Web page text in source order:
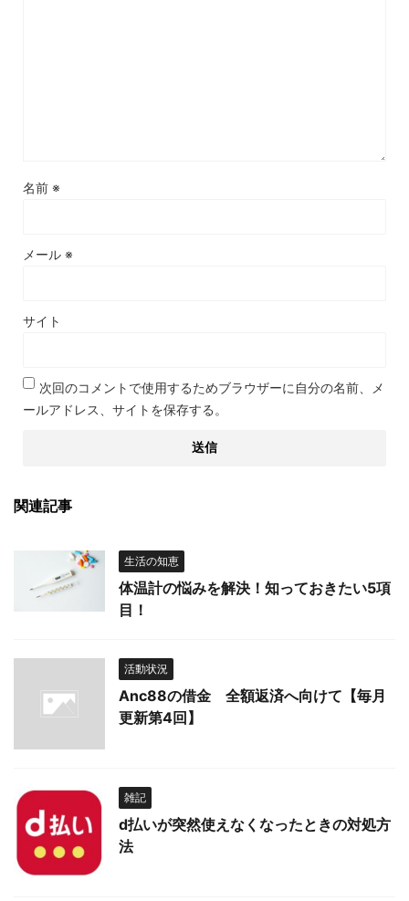
名前 ※
メール ※
サイト
次回のコメントで使用するためブラウザーに自分の名前、メ
ールアドレス、サイトを保存する。
関連記事
生活の知恵
体温計の悩みを解決！知っておきたい5項
目！
活動状況
Anc88の借金 全額返済へ向けて【毎月
更新第4回】
雑記
d払いが突然使えなくなったときの対処方
法